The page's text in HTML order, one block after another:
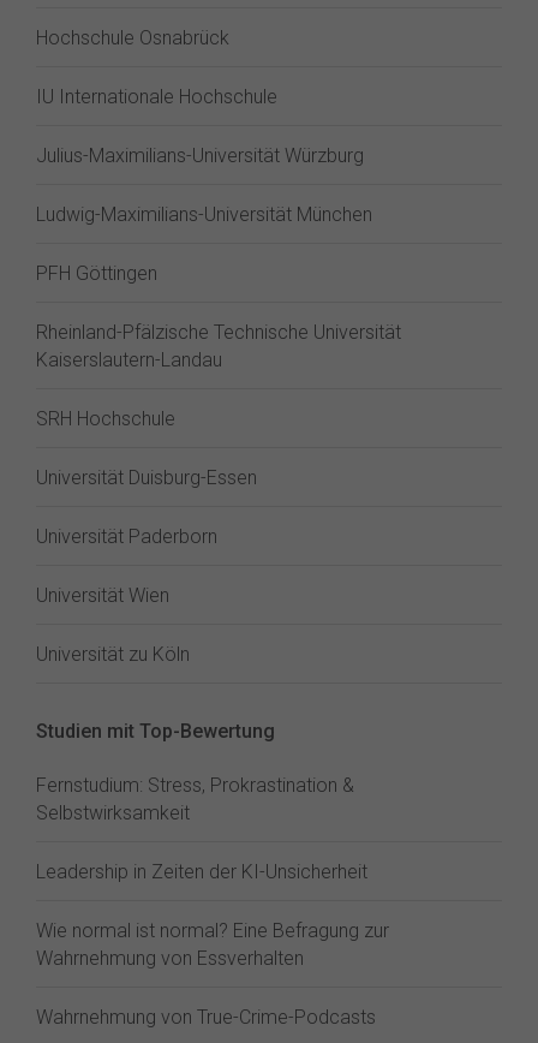
Hochschule Osnabrück
IU Internationale Hochschule
Julius-Maximilians-Universität Würzburg
Ludwig-Maximilians-Universität München
PFH Göttingen
Rheinland-Pfälzische Technische Universität
Kaiserslautern-Landau
SRH Hochschule
Universität Duisburg-Essen
Universität Paderborn
Universität Wien
Universität zu Köln
Studien mit Top-Bewertung
Fernstudium: Stress, Prokrastination &
Selbstwirksamkeit
Leadership in Zeiten der KI-Unsicherheit
Wie normal ist normal? Eine Befragung zur
Wahrnehmung von Essverhalten
Wahrnehmung von True-Crime-Podcasts